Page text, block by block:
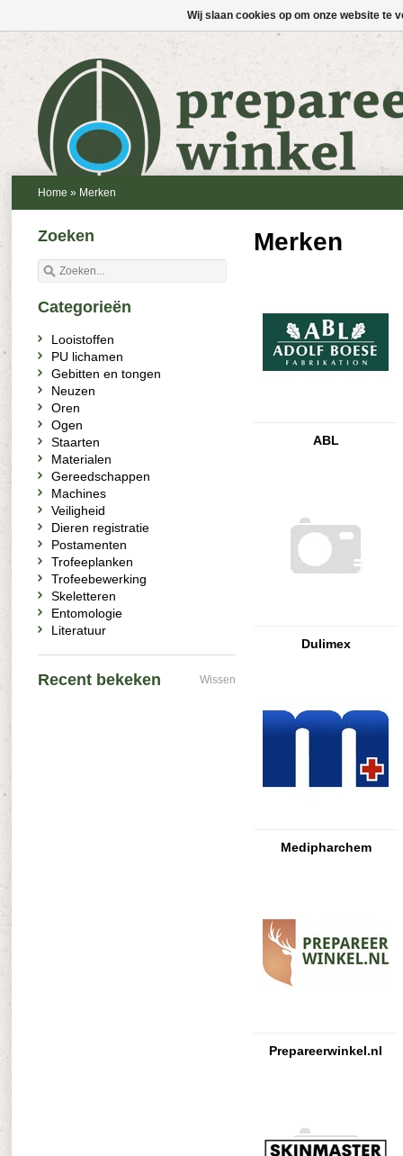
Home » Merken
Merken
ABL
Dulimex
Medipharchem
Prepareerwinkel.nl
Zoeken
Categorieën
Looistoffen
PU lichamen
Gebitten en tongen
Neuzen
Oren
Ogen
Staarten
Materialen
Gereedschappen
Machines
Veiligheid
Dieren registratie
Postamenten
Trofeeplanken
Trofeebewerking
Skeletteren
Entomologie
Literatuur
Recent bekeken Wissen
Wij slaan cookies op om onze website te